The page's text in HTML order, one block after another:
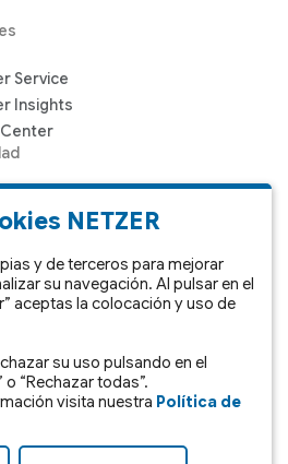
Service
Insights
NETZER
y de terceros para mejorar
su navegación. Al pulsar en el
aceptas la colocación y uso de
su uso pulsando en el
“Rechazar todas”.
visita nuestra Política de